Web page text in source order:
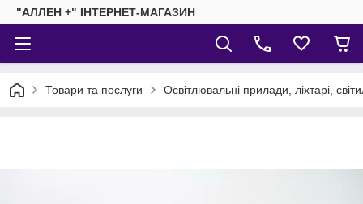
"АЛЛЕН +" ІНТЕРНЕТ-МАГАЗИН
Товари та послуги Освітлювальні прилади, ліхтарі,